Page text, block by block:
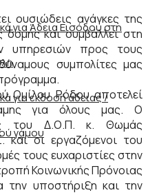
για Άδεια Εισόδου στη
για εκδοσή άδειας /
γάμου
ουσιώδεις ανάγκες της
δομής και συμβάλλει στη
υπηρεσιών προς τους
συμπολίτες μας
Ομίλου Ρόδου αποτελεί
για όλους μας. Ο
του Δ.Ο.Π. κ. Θωμάς
οι εργαζόμενοι του
τους ευχαριστίες στην
Κοινωνικής Πρόνοιας
την υποστήριξη και την